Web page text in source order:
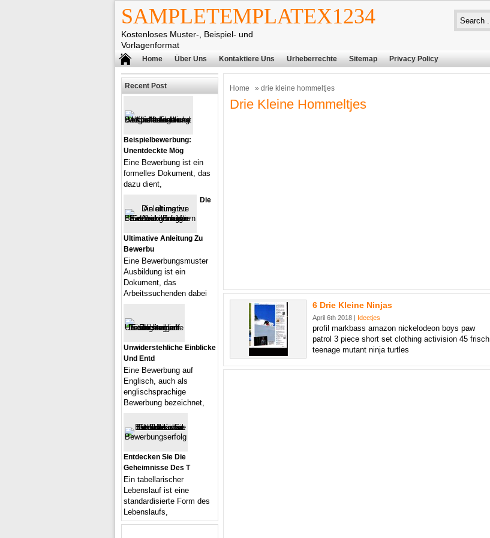
SAMPLETEMPLATEX1234
Kostenloses Muster-, Beispiel- und
Vorlagenformat
Home Über Uns Kontaktiere Uns Urheberrechte Sitemap Privacy Policy
Home » drie kleine hommeltjes
Drie Kleine Hommeltjes
6 Drie Kleine Ninjas
April 6th 2018 | Ideetjes
profil markbass amazon nickelodeon boys paw
patrol 3 piece short set clothing activision 45 frisch
teenage mutant ninja turtles
Recent Post
Beispielbewerbung:
Unentdeckte Mög
Eine Bewerbung ist ein
formelles Dokument, das
dazu dient,
Die
Ultimative Anleitung Zu
Bewerbu
Eine Bewerbungsmuster
Ausbildung ist ein
Dokument, das
Arbeitssuchenden dabei
Unwiderstehliche Einblicke
Und Entd
Eine Bewerbung auf
Englisch, auch als
englischsprachige
Bewerbung bezeichnet,
Entdecken Sie Die
Geheimnisse Des T
Ein tabellarischer
Lebenslauf ist eine
standardisierte Form des
Lebenslaufs,